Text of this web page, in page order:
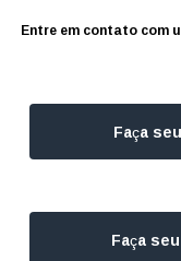
Entre em contato com
Faça
Faça